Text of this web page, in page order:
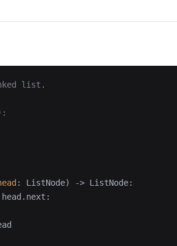
list.
: ListNode) -> ListNode:
head.next: